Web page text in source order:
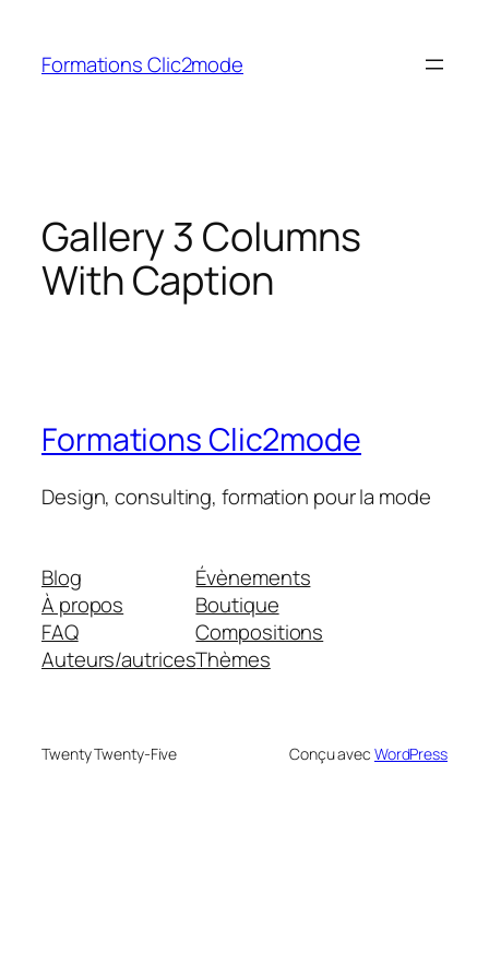
contenu
Formations Clic2mode
Gallery 3 Columns
With Caption
Formations Clic2mode
Design, consulting, formation pour la mode
Blog
À propos
FAQ
Auteurs/autrices
Évènements
Boutique
Compositions
Thèmes
Twenty Twenty-Five Conçu avec WordPress